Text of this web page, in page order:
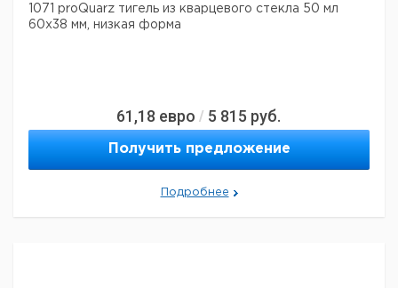
1071 proQuarz тигель из кварцевого стекла 50 мл
60x38 мм, низкая форма
61,18 евро / 5 815 руб.
Получить предложение
Подробнее